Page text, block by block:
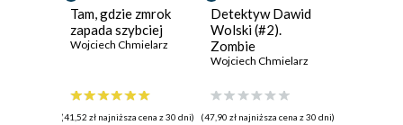
Tam, gdzie zmrok
zapada szybciej
Wojciech Chmielarz
(41,52 zł najniższa cena z 30 dni)
Detektyw Dawid
Wolski (#2).
Zombie
Wojciech Chmielarz
(47,90 zł najniższa cena z 30 dni)